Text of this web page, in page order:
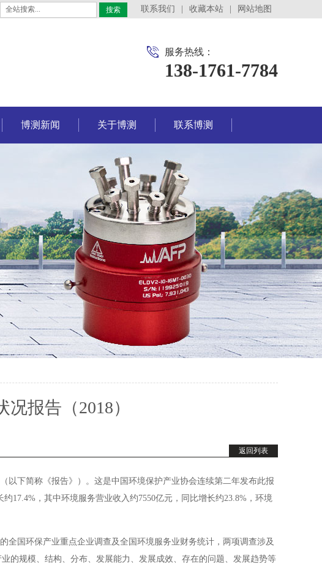
搜索 联系我们 收藏本站 网站地图
服务热线：
138-1761-7784
博测新闻 关于博测 联系博测
报告（2018）
返回列表
以下简称《报告》） 。这是中国环境保护产业协会连续第二年发布此报
约17.4% ，其中环境服务营业收入约7550亿元，同比增长约23.8% ，环境
全国环保产业重点企业调查及全国环境服务业财务统计，两项调查涉及
的规模、结构、分布、发展能力、发展成效、存在的问题、发展趋势等